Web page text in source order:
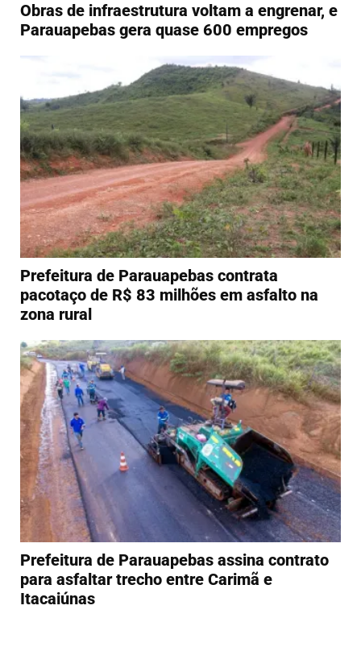
Obras de infraestrutura voltam a engrenar, e
Parauapebas gera quase 600 empregos
Prefeitura de Parauapebas contrata
pacotaço de R$ 83 milhões em asfalto na
zona rural
Prefeitura de Parauapebas assina contrato
para asfaltar trecho entre Carimã e
Itacaiúnas